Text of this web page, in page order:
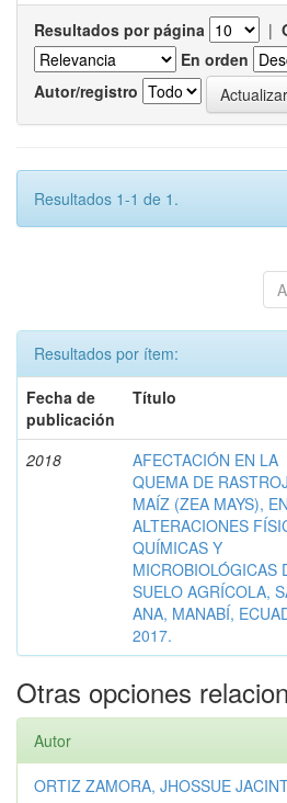
Resultados por página |
En orden
Autor/registro
Resultados 1-1 de 1.
Resultados por ítem:
Fecha de
publicación
Título
2018
AFECTACIÓN EN LA
QUEMA DE
MAÍZ (ZEA MAYS),
ALTERACIONES
QUÍMICAS Y
MICROBIOLÓGICAS
SUELO AGRÍCOLA,
ANA, MANABÍ,
2017.
Otras opciones
Autor
ORTIZ ZAMORA, JHOSSUE